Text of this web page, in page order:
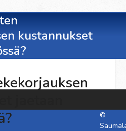
kustannukset
©